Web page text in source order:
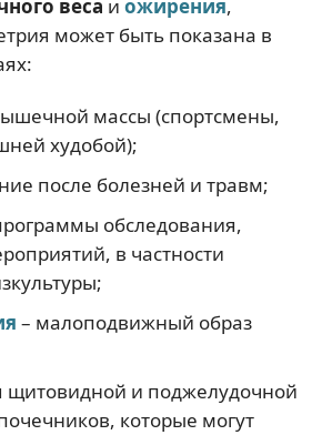
веса и ожирения,
может быть показана в
массы (спортсмены,
худобой);
после болезней и травм;
обследования,
в частности
– малоподвижный образ
щитовидной и поджелудочной
которые могут